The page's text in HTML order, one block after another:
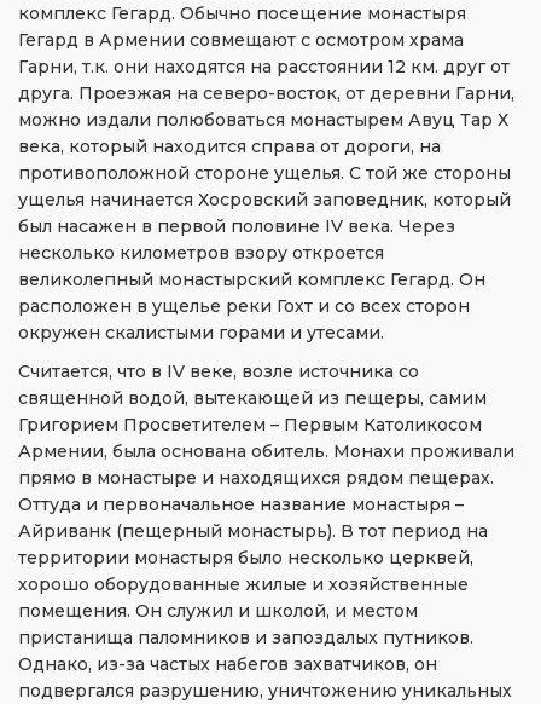
комплекс Гегард. Обычно посещение монастыря
Гегард в Армении совмещают с осмотром храма
Гарни, т.к. они находятся на расстоянии 12 км. друг от
друга. Проезжая на северо-восток, от деревни Гарни,
можно издали полюбоваться монастырем Авуц Тар Х
века, который находится справа от дороги, на
противоположной стороне ущелья. С той же стороны
ущелья начинается Хосровский заповедник, который
был насажен в первой половине IV века. Через
несколько километров взору откроется
великолепный монастырский комплекс Гегард. Он
расположен в ущелье реки Гохт и со всех сторон
окружен скалистыми горами и утесами.
Считается, что в IV веке, возле источника со
священной водой, вытекающей из пещеры, самим
Григорием Просветителем – Первым Католикосом
Армении, была основана обитель. Монахи проживали
прямо в монастыре и находящихся рядом пещерах.
Оттуда и первоначальное название монастыря –
Айриванк (пещерный монастырь). В тот период на
территории монастыря было несколько церквей,
хорошо оборудованные жилые и хозяйственные
помещения. Он служил и школой, и местом
пристанища паломников и запоздалых путников.
Однако, из-за частых набегов захватчиков, он
подвергался разрушению, уничтожению уникальных